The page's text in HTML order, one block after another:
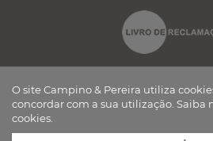
CAMPINO E PEREIRA - COMPONENTES
TODOS OS DIREITOS RESERVADOS
O site Campino & Pereira utiliza
concordar com a sua utilização. Saiba
cookies.